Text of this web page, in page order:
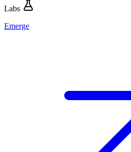
Labs
Emerge